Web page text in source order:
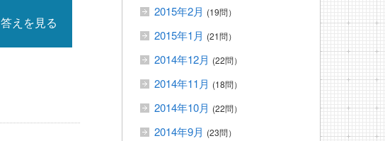
答えを見る
2015年2月 (19問）
2015年1月 (21問）
2014年12月 (22問）
2014年11月 (18問）
2014年10月 (22問）
2014年9月 (23問）